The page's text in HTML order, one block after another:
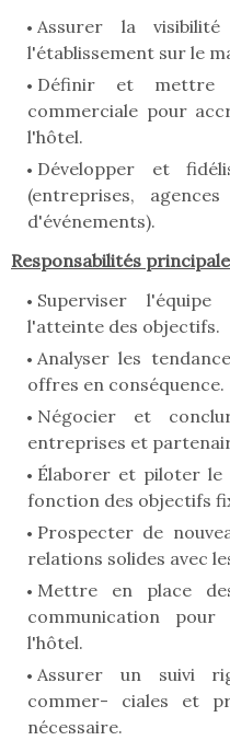
Assurer la
l'établissement sur le
Définir et mettre
commerciale pour
l'hôtel.
Développer et
(entreprises,
d'événements).
Responsabilités
Superviser
l'atteinte des objectifs.
Analyser les
offres en conséquence.
Négocier et
entreprises et
Élaborer et piloter le
fonction des objectifs
Prospecter de
relations solides avec
Mettre en place
communication
l'hôtel.
Assurer un suivi
commer- ciales et
nécessaire.